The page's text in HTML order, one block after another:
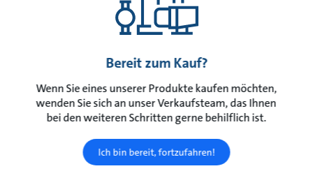
Bereit zum Kauf?
Wenn Sie eines unserer Produkte kaufen möchten,
wenden Sie sich an unser Verkaufsteam, das Ihnen
bei den weiteren Schritten gerne behilflich ist.
Ich bin bereit, fortzufahren!